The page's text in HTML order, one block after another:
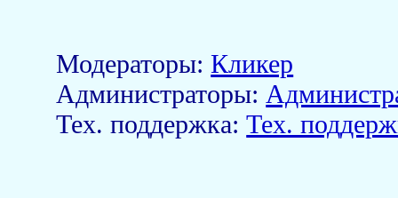
Модераторы:Кликер
Aдминистраторы:
Тех. поддержка:Тех.